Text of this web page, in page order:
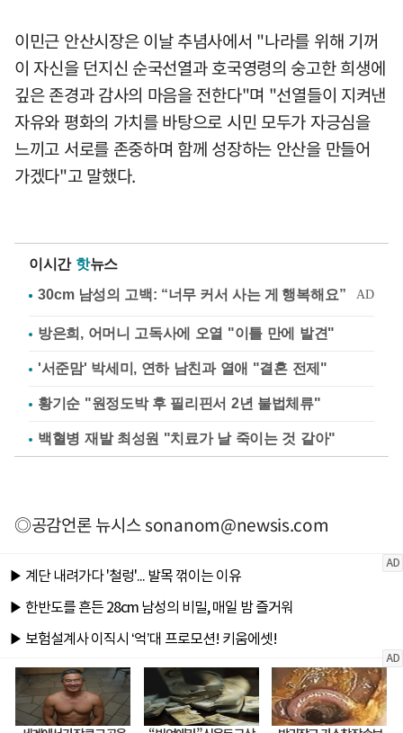
이민근 안산시장은 이날 추념사에서 "나라를 위해 기꺼
이 자신을 던지신 순국선열과 호국영령의 숭고한 희생에
깊은 존경과 감사의 마음을 전한다"며 "선열들이 지켜낸
자유와 평화의 가치를 바탕으로 시민 모두가 자긍심을
느끼고 서로를 존중하며 함께 성장하는 안산을 만들어
가겠다"고 말했다.
이시간 핫뉴스
방은희, 어머니 고독사에 오열 "이틀 만에 발견"
'서준맘' 박세미, 연하 남친과 열애 "결혼 전제"
황기순 "원정도박 후 필리핀서 2년 불법체류"
백혈병 재발 최성원 "치료가 날 죽이는 것 같아"
◎공감언론 뉴시스sonanom@newsis.com